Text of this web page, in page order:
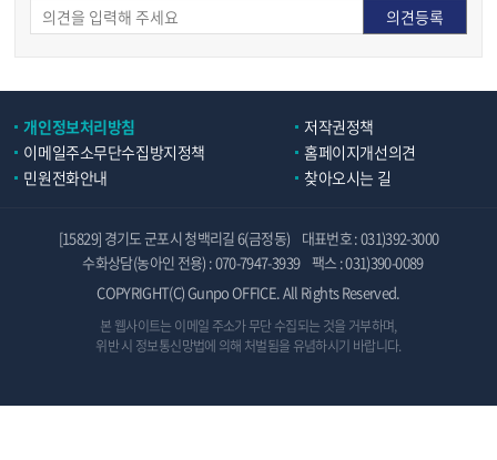
개인정보처리방침
저작권정책
이메일주소무단수집방지정책
홈페이지개선의견
민원전화안내
찾아오시는 길
[15829] 경기도 군포시 청백리길 6(금정동)
대표번호 : 031)392-3000
수화상담(농아인 전용) : 070-7947-3939 팩스 : 031)390-0089
COPYRIGHT(C) Gunpo OFFICE. All Rights Reserved.
본 웹사이트는 이메일 주소가 무단 수집되는 것을 거부하며,
위반 시 정보통신망법에 의해 처벌됨을 유념하시기 바랍니다.